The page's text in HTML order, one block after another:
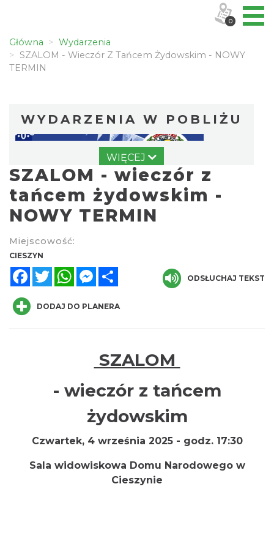
Główna
Wydarzenia
SZALOM - Wieczór Z Tańcem Żydowskim - NOWY
TERMIN
WYDARZENIA W POBLIŻU
60-lecie Turystycznego Klubu Kolarskiego
Cieszyn
0.00 km
INTERPRETACJE "Miesiofoto" - wernisaż
Towarzystwa Fotograficznego
WIĘCEJ
SZALOM - wieczór z
tańcem żydowskim -
NOWY TERMIN
Miejscowość:
CIESZYN
FacebookTwitterWhatsAppMessenger
ODSŁUCHAJ TEKST
DODAJ DO PLANERA
SZALOM
- wieczór z tańcem
żydowskim
Czwartek, 4 września 2025 - godz. 17:30
Sala widowiskowa Domu Narodowego w
Cieszynie
0